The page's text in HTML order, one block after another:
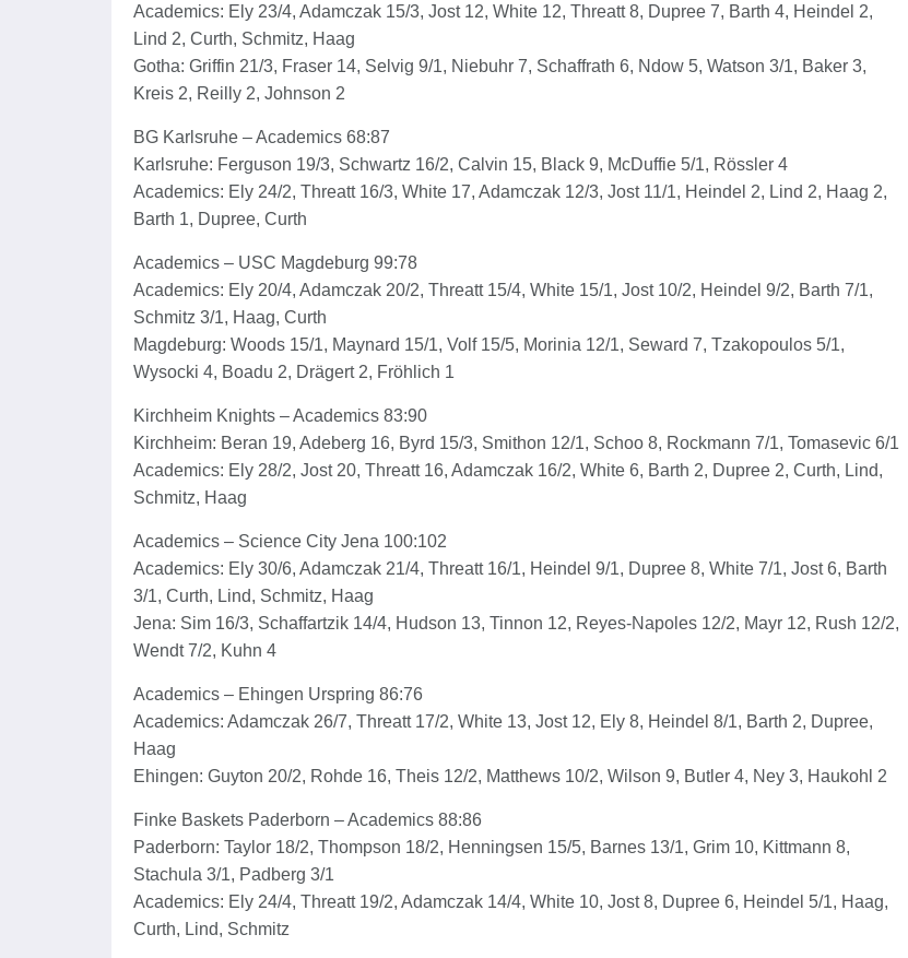
Academics: Ely 23/4, Adamczak 15/3, Jost 12, White 12, Threatt 8, Dupree 7, Barth 4, Heindel 2,
Lind 2, Curth, Schmitz, Haag
Gotha: Griffin 21/3, Fraser 14, Selvig 9/1, Niebuhr 7, Schaffrath 6, Ndow 5, Watson 3/1, Baker 3,
Kreis 2, Reilly 2, Johnson 2
BG Karlsruhe – Academics 68:87
Karlsruhe: Ferguson 19/3, Schwartz 16/2, Calvin 15, Black 9, McDuffie 5/1, Rössler 4
Academics: Ely 24/2, Threatt 16/3, White 17, Adamczak 12/3, Jost 11/1, Heindel 2, Lind 2, Haag 2,
Barth 1, Dupree, Curth
Academics – USC Magdeburg 99:78
Academics: Ely 20/4, Adamczak 20/2, Threatt 15/4, White 15/1, Jost 10/2, Heindel 9/2, Barth 7/1,
Schmitz 3/1, Haag, Curth
Magdeburg: Woods 15/1, Maynard 15/1, Volf 15/5, Morinia 12/1, Seward 7, Tzakopoulos 5/1,
Wysocki 4, Boadu 2, Drägert 2, Fröhlich 1
Kirchheim Knights – Academics 83:90
Kirchheim: Beran 19, Adeberg 16, Byrd 15/3, Smithon 12/1, Schoo 8, Rockmann 7/1, Tomasevic 6/1
Academics: Ely 28/2, Jost 20, Threatt 16, Adamczak 16/2, White 6, Barth 2, Dupree 2, Curth, Lind,
Schmitz, Haag
Academics – Science City Jena 100:102
Academics: Ely 30/6, Adamczak 21/4, Threatt 16/1, Heindel 9/1, Dupree 8, White 7/1, Jost 6, Barth
3/1, Curth, Lind, Schmitz, Haag
Jena: Sim 16/3, Schaffartzik 14/4, Hudson 13, Tinnon 12, Reyes-Napoles 12/2, Mayr 12, Rush 12/2,
Wendt 7/2, Kuhn 4
Academics – Ehingen Urspring 86:76
Academics: Adamczak 26/7, Threatt 17/2, White 13, Jost 12, Ely 8, Heindel 8/1, Barth 2, Dupree,
Haag
Ehingen: Guyton 20/2, Rohde 16, Theis 12/2, Matthews 10/2, Wilson 9, Butler 4, Ney 3, Haukohl 2
Finke Baskets Paderborn – Academics 88:86
Paderborn: Taylor 18/2, Thompson 18/2, Henningsen 15/5, Barnes 13/1, Grim 10, Kittmann 8,
Stachula 3/1, Padberg 3/1
Academics: Ely 24/4, Threatt 19/2, Adamczak 14/4, White 10, Jost 8, Dupree 6, Heindel 5/1, Haag,
Curth, Lind, Schmitz